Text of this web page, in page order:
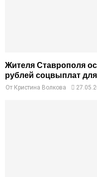
Жителя Ставрополя
рублей соцвыплат
От Кристина Волкова